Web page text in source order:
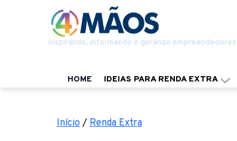
Inspirando, informando e gerando empreendedores
HOME IDEIAS PARA RENDA EXTRA
Início / Renda Extra